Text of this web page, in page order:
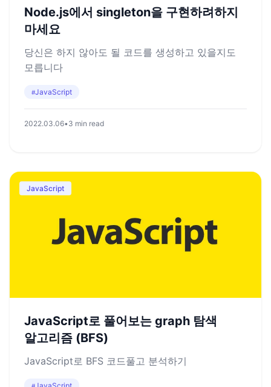
Node.js에서 singleton을 구현하려하지
마세요
당신은 하지 않아도 될 코드를 생성하고 있을지도
모릅니다
#JavaScript
2022.03.06•3 min read
JavaScript
JavaScript로 풀어보는 graph 탐색
알고리즘 (BFS)
JavaScript로 BFS 코드풀고 분석하기
#